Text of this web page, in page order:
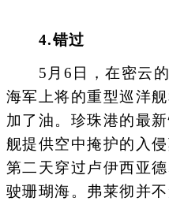
4.错过
5月6日，在密云的
海军上将的重型巡洋
加了油。珍珠港的最
舰提供空中掩护的入
第二天穿过卢伊西亚
驶珊瑚海。弗莱彻并